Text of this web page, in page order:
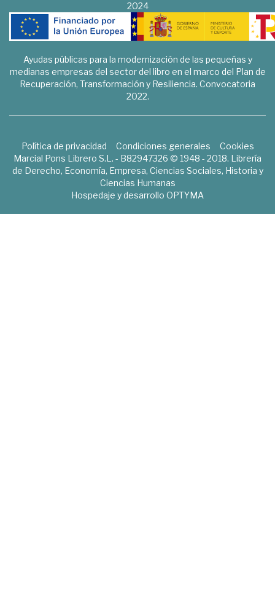
2024
Ayudas públicas para la modernización de las pequeñas y
medianas empresas del sector del libro en el marco del Plan de
Recuperación, Transformación y Resiliencia. Convocatoria
2022.
Política de privacidad Condiciones generales
Cookies
Marcial Pons Librero S.L. - B82947326 © 1948 - 2018. Librería
de Derecho, Economía, Empresa, Ciencias Sociales, Historia y
Ciencias Humanas
Hospedaje y desarrollo OPTYMA